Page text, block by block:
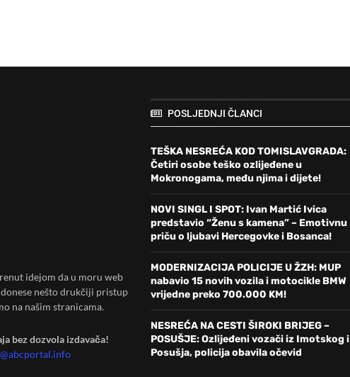
idejom da u moru web
nešto drukčiji pristup
na našim stranicama.
bez dozvola izdavača!
POSLJEDNJI ČLANCI
TEŠKA NESREĆA KOD TOMISLAVGRADA:
Četiri osobe teško ozlijeđene u
Mokronogama, među njima i dijete!
NOVI SINGL I SPOT: Ivan Martić Ivica
predstavio “Ženu s kamena” – Emotivnu
priču o ljubavi Hercegovke i Bosanca!
MODERNIZACIJA POLICIJE U ŽZH: MUP
nabavio 15 novih vozila i motocikle BMW
vrijedne preko 700.000 KM!
NESREĆA NA CESTI ŠIROKI BRIJEG –
POSUŠJE: Ozlijeđeni vozači iz Imotskog i
Posušja, policija obavila očevid